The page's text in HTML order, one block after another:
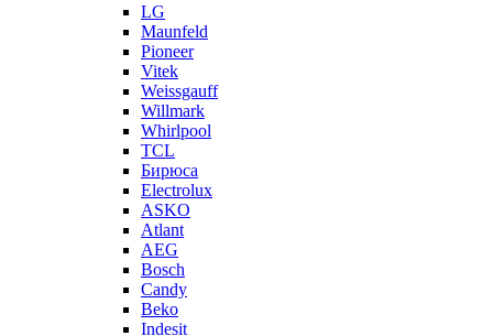
LG
Maunfeld
Pioneer
Vitek
Weissgauff
Willmark
Whirlpool
TCL
Бирюса
Electrolux
ASKO
Atlant
AEG
Bosch
Candy
Beko
Indesit